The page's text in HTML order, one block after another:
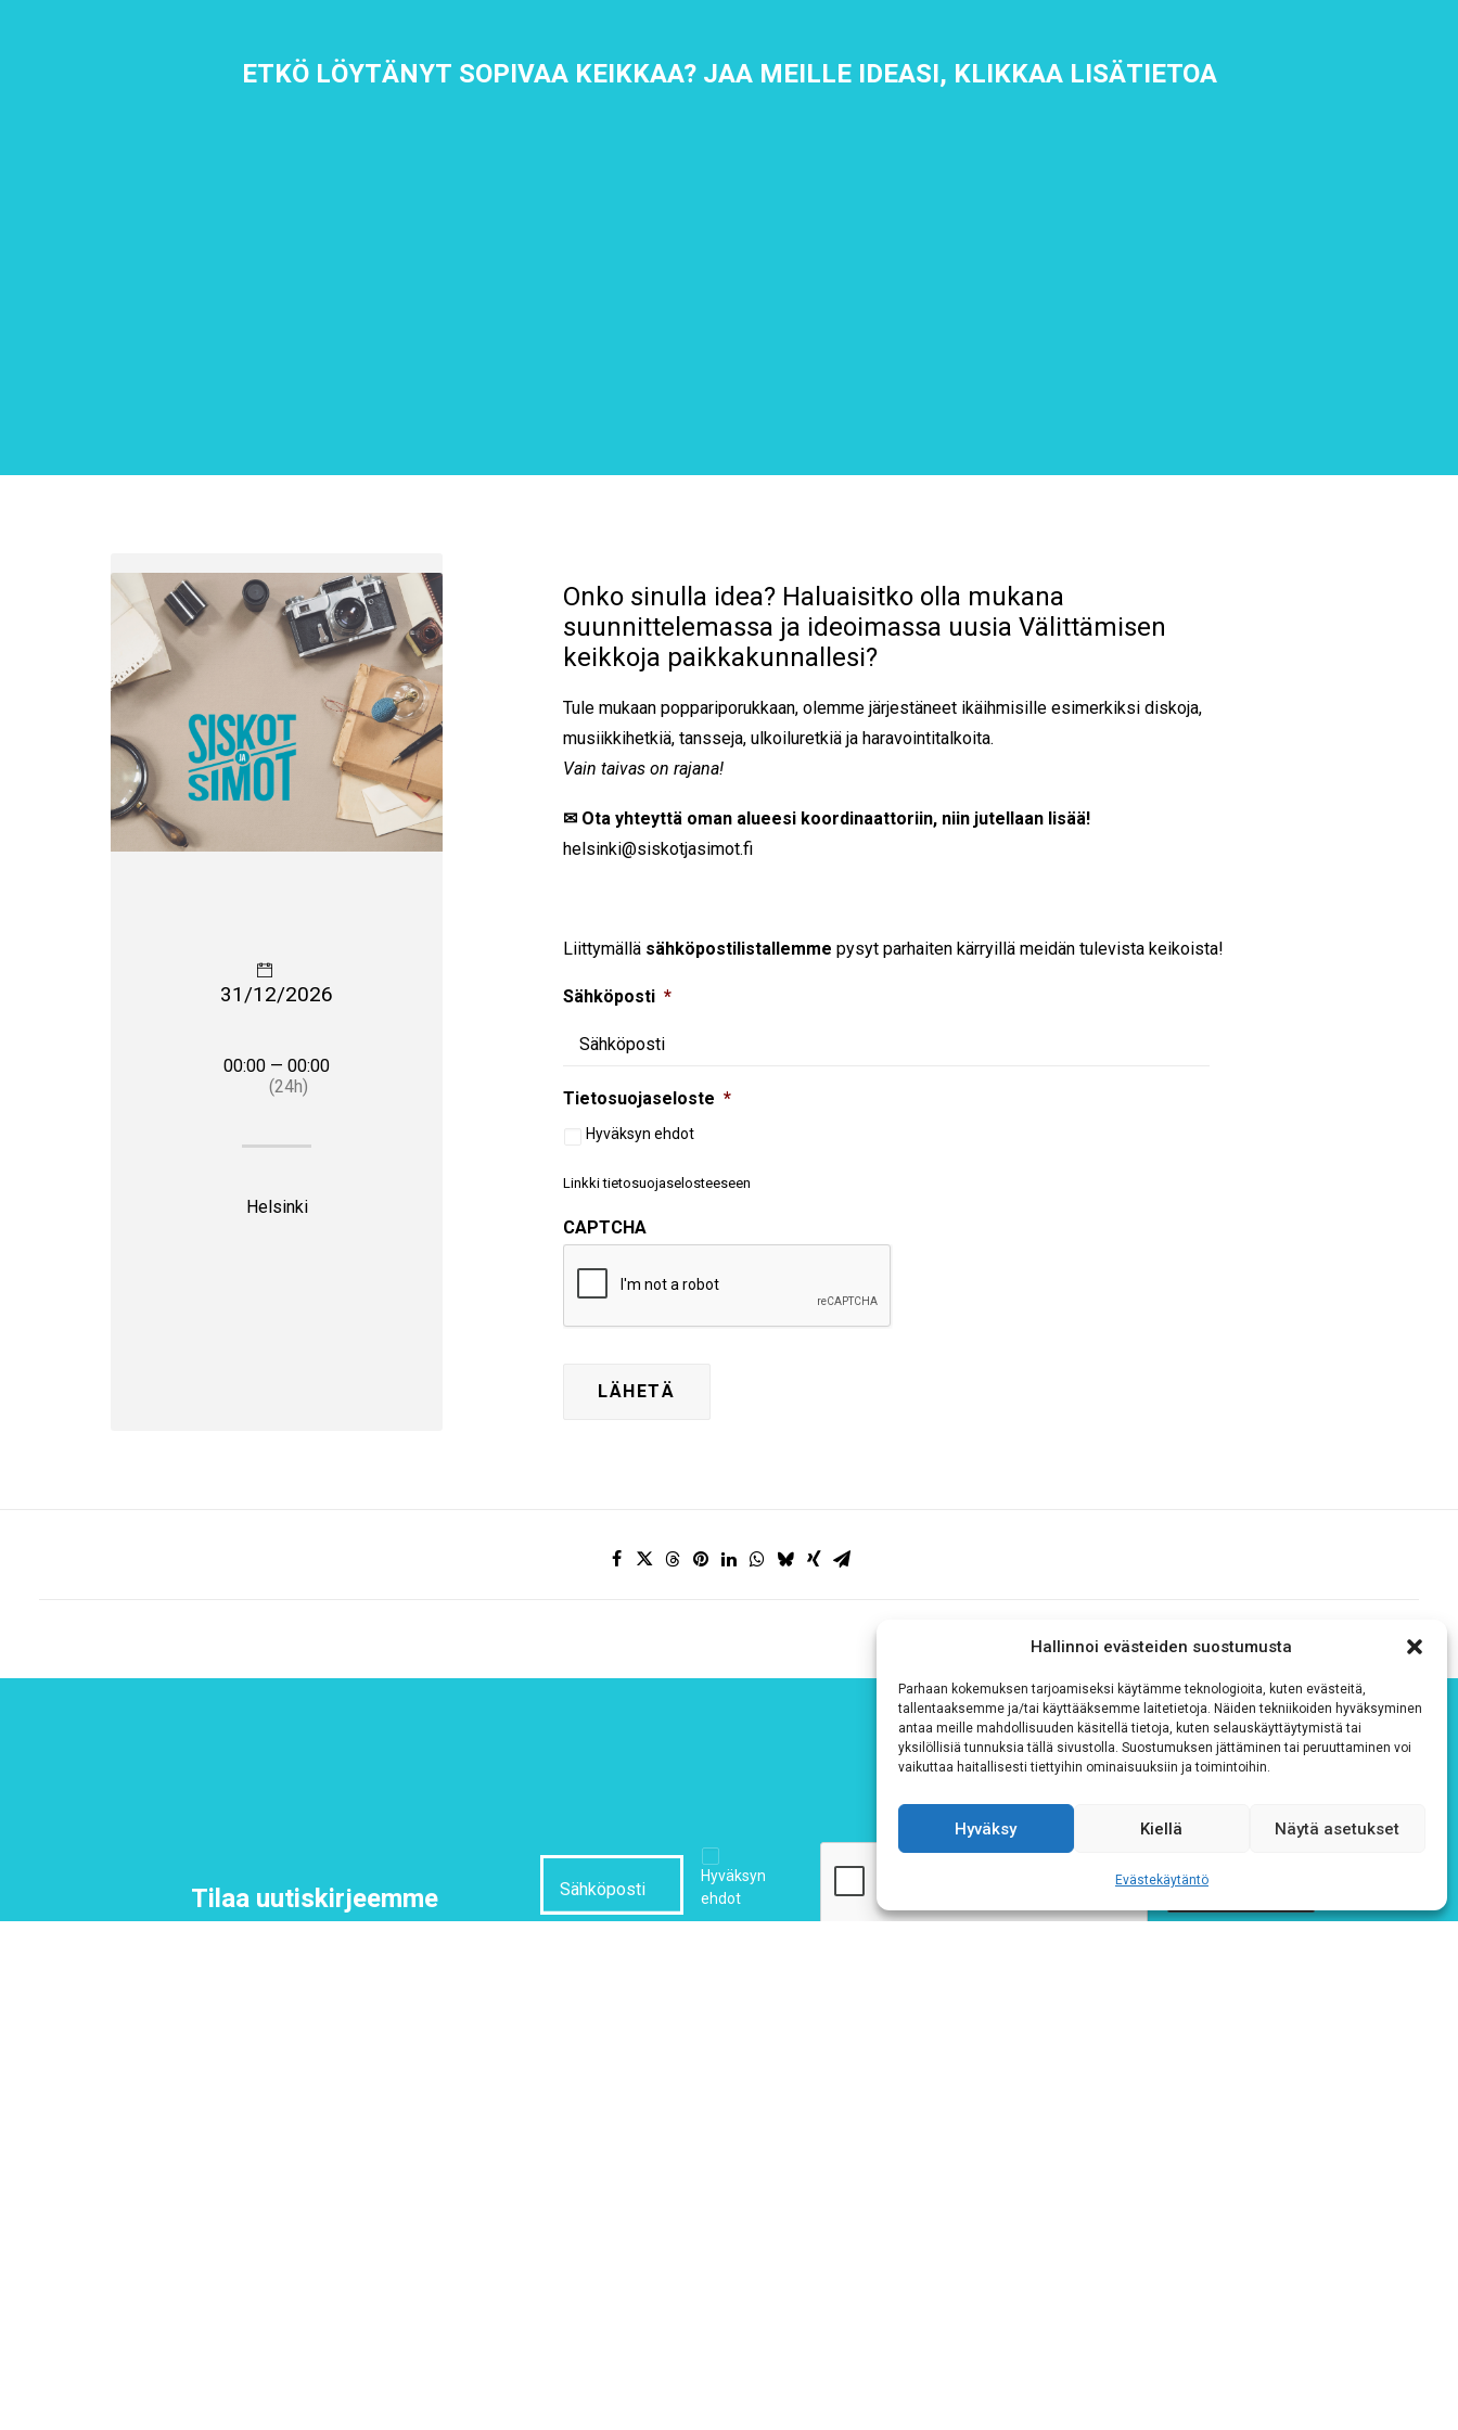
Hallinnoi evästeiden suostumusta
Parhaan kokemuksen tarjoamiseksi käytämme teknologioita, kuten evästeitä,
tallentaaksemme ja/tai käyttääksemme laitetietoja. Näiden tekniikoiden hyväksyminen
antaa meille mahdollisuuden käsitellä tietoja, kuten selauskäyttäytymistä tai
yksilöllisiä tunnuksia tällä sivustolla. Suostumuksen jättäminen tai peruuttaminen voi
vaikuttaa haitallisesti tiettyihin ominaisuuksiin ja toimintoihin.
Hyväksy Kiellä Näytä asetukset
Evästekäytäntö
ETKÖ LÖYTÄNYT SOPIVAA KEIKKAA? JAA MEILLE IDEASI, KLIKKAA LISÄTIETOA
Onko sinulla idea? Haluaisitko olla mukana
suunnittelemassa ja ideoimassa uusia Välittämisen
keikkoja paikkakunnallesi?
Tule mukaan poppariporukkaan, olemme järjestäneet ikäihmisille esimerkiksi diskoja,
musiikkihetkiä, tansseja, ulkoiluretkiä ja haravointitalkoita.
Vain taivas on rajana!
✉ Ota yhteyttä oman alueesi koordinaattoriin, niin jutellaan lisää!
helsinki@siskotjasimot.fi
Liittymällä sähköpostilistallemme pysyt parhaiten kärryillä meidän tulevista keikoista!
Sähköposti *
Tietosuojaseloste *
Hyväksyn ehdot
Linkki tietosuojaselosteeseen
CAPTCHA
31/12/2026
00:00 — 00:00
(24h)
Helsinki
Tilaa uutiskirjeemme
Hyväksyn
ehdot